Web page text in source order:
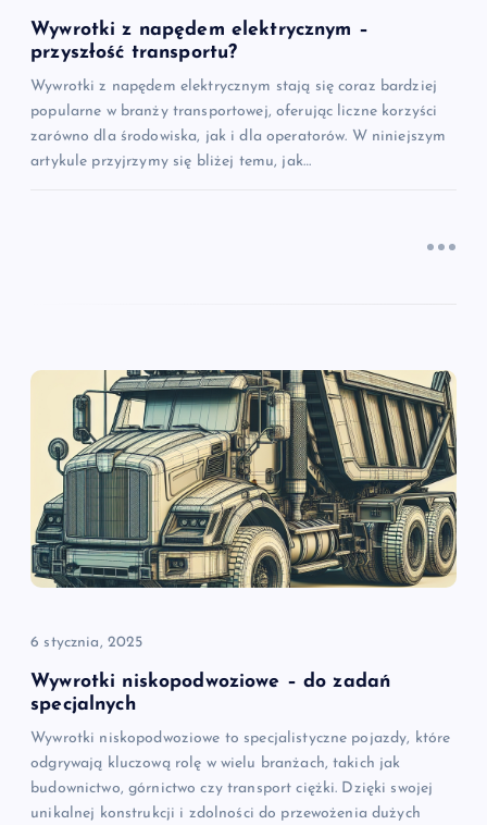
s
u
Wywrotki z napędem elektrycznym –
przyszłość transportu?
Wywrotki z napędem elektrycznym stają się coraz bardziej
popularne w branży transportowej, oferując liczne korzyści
zarówno dla środowiska, jak i dla operatorów. W niniejszym
artykule przyjrzymy się bliżej temu, jak…
6 stycznia, 2025
Wywrotki niskopodwoziowe – do zadań
specjalnych
Wywrotki niskopodwoziowe to specjalistyczne pojazdy, które
odgrywają kluczową rolę w wielu branżach, takich jak
budownictwo, górnictwo czy transport ciężki. Dzięki swojej
unikalnej konstrukcji i zdolności do przewożenia dużych